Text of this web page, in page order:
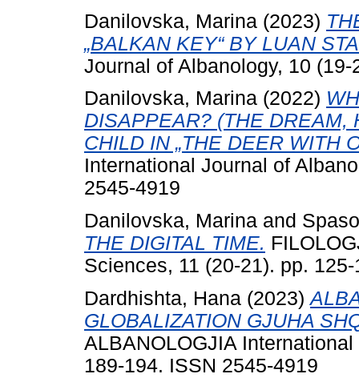
Danilovska, Marina (2023)
„BALKAN KEY“ BY LUAN
Journal of Albanology, 10
Danilovska, Marina (2022)
DISAPPEAR? (THE DREAM,
CHILD IN „THE DEER WITH
International Journal of
2545-4919
Danilovska, Marina and
THE DIGITAL TIME.
Sciences, 11 (20-21). pp.
Dardhishta, Hana (2023)
GLOBALIZATION GJUHA
ALBANOLOGJIA
189-194. ISSN 2545-4919